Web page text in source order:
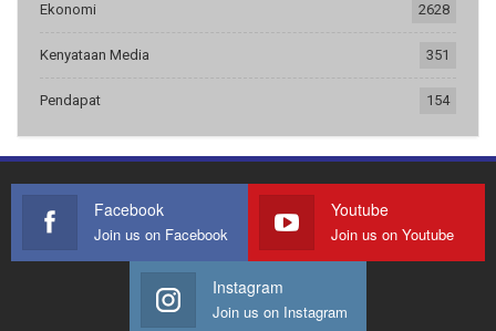
Ekonomi 2628
Kenyataan Media 351
Pendapat 154
Facebook
Join us on Facebook
Youtube
Join us on Youtube
Instagram
Join us on Instagram